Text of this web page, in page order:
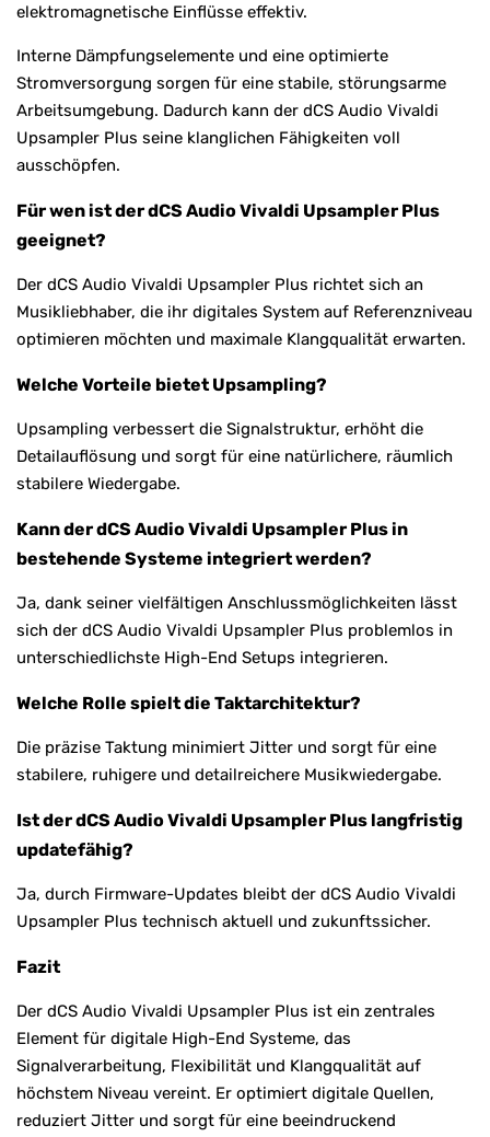
elektromagnetische Einflüsse effektiv.
Interne Dämpfungselemente und eine optimierte
Stromversorgung sorgen für eine stabile, störungsarme
Arbeitsumgebung. Dadurch kann der dCS Audio Vivaldi
Upsampler Plus seine klanglichen Fähigkeiten voll
ausschöpfen.
Für wen ist der dCS Audio Vivaldi Upsampler Plus
geeignet?
Der dCS Audio Vivaldi Upsampler Plus richtet sich an
Musikliebhaber, die ihr digitales System auf Referenzniveau
optimieren möchten und maximale Klangqualität erwarten.
Welche Vorteile bietet Upsampling?
Upsampling verbessert die Signalstruktur, erhöht die
Detailauflösung und sorgt für eine natürlichere, räumlich
stabilere Wiedergabe.
Kann der dCS Audio Vivaldi Upsampler Plus in
bestehende Systeme integriert werden?
Ja, dank seiner vielfältigen Anschlussmöglichkeiten lässt
sich der dCS Audio Vivaldi Upsampler Plus problemlos in
unterschiedlichste High-End Setups integrieren.
Welche Rolle spielt die Taktarchitektur?
Die präzise Taktung minimiert Jitter und sorgt für eine
stabilere, ruhigere und detailreichere Musikwiedergabe.
Ist der dCS Audio Vivaldi Upsampler Plus langfristig
updatefähig?
Ja, durch Firmware-Updates bleibt der dCS Audio Vivaldi
Upsampler Plus technisch aktuell und zukunftssicher.
Fazit
Der dCS Audio Vivaldi Upsampler Plus ist ein zentrales
Element für digitale High-End Systeme, das
Signalverarbeitung, Flexibilität und Klangqualität auf
höchstem Niveau vereint. Er optimiert digitale Quellen,
reduziert Jitter und sorgt für eine beeindruckend